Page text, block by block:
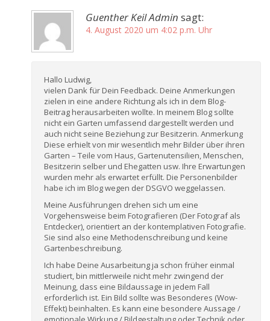
Guenther Keil Admin sagt:
4. August 2020 um 4:02 p.m. Uhr
Hallo Ludwig,
vielen Dank für Dein Feedback. Deine Anmerkungen
zielen in eine andere Richtung als ich in dem Blog-
Beitrag herausarbeiten wollte. In meinem Blog sollte
nicht ein Garten umfassend dargestellt werden und
auch nicht seine Beziehung zur Besitzerin. Anmerkung
Diese erhielt von mir wesentlich mehr Bilder über ihren
Garten – Teile vom Haus, Gartenutensilien, Menschen,
Besitzerin selber und Ehegatten usw. Ihre Erwartungen
wurden mehr als erwartet erfüllt. Die Personenbilder
habe ich im Blog wegen der DSGVO weggelassen.
Meine Ausführungen drehen sich um eine
Vorgehensweise beim Fotografieren (Der Fotograf als
Entdecker), orientiert an der kontemplativen Fotografie.
Sie sind also eine Methodenschreibung und keine
Gartenbeschreibung.
Ich habe Deine Ausarbeitung ja schon früher einmal
studiert, bin mittlerweile nicht mehr zwingend der
Meinung, dass eine Bildaussage in jedem Fall
erforderlich ist. Ein Bild sollte was Besonderes (Wow-
Effekt) beinhalten. Es kann eine besondere Aussage /